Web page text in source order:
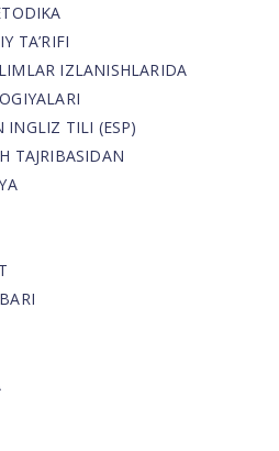
TA’RIFI
IZLANISHLARIDA
INGLIZ TILI (ESP)
TAJRIBASIDAN